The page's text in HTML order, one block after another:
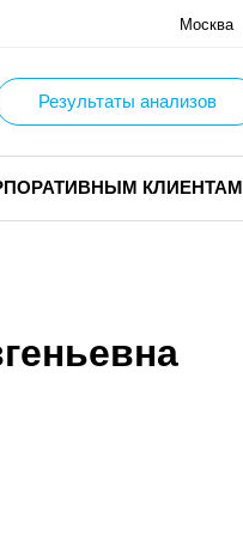
Москва
Результаты анализов
КЛИЕНТАМ